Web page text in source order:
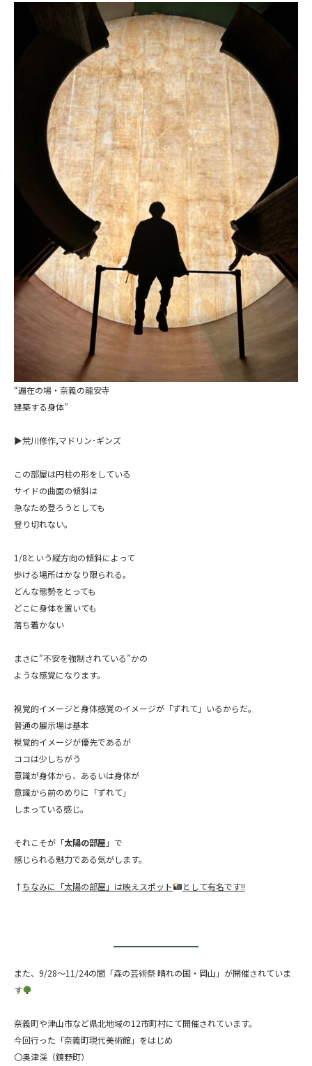
“遍在の場・奈義の龍安寺
建築する身体”
▶荒川修作,マドリン･ギンズ
この部屋は円柱の形をしている
サイドの曲面の傾斜は
急なため登ろうとしても
登り切れない。
1/8という縦方向の傾斜によって
歩ける場所はかなり限られる。
どんな態勢をとっても
どこに身体を置いても
落ち着かない
まさに”不安を強制されている”かの
ような感覚になります。
視覚的イメージと身体感覚のイメージが「ずれて」いるからだ。
普通の展示場は基本
視覚的イメージが優先であるが
ココは少しちがう
意識が身体から、あるいは身体が
意識から前のめりに「ずれて」
しまっている感じ。
それこそが「太陽の部屋 」で
感じられる魅力である気がします。
↑ ちなみに「太陽の部屋」は映えスポット として有名です!!
また、9/28～11/24の間「森の芸術祭 晴れの国・岡山」が開催されていま
す
奈義町や津山市など県北地域の12市町村にて開催されています。
今回行った「奈義町現代美術館」をはじめ
〇奥津渓（鏡野町）